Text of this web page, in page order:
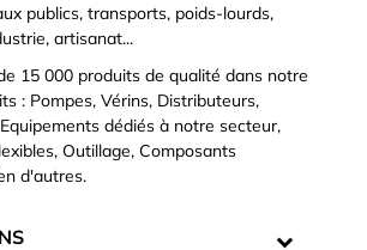
publics, transports, poids-lourds,
artisanat...
15 000 produits de qualité dans notre
: Pompes, Vérins, Distributeurs,
dédiés à notre secteur,
Outillage, Composants
d'autres.